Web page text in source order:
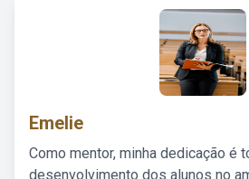
Emelie
Como mentor, minha dedicação é
desenvolvimento dos alunos no